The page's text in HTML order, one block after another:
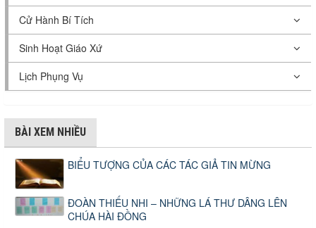
Cử Hành Bí Tích
Sinh Hoạt Giáo Xứ
Lịch Phụng Vụ
BÀI XEM NHIỀU
BIỂU TƯỢNG CỦA CÁC TÁC GIẢ TIN MỪNG
ĐOÀN THIẾU NHI – NHỮNG LÁ THƯ DÂNG LÊN
CHÚA HÀI ĐỒNG